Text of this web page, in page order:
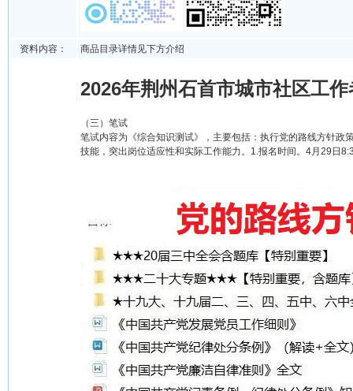
资料内容： 商品目录详情见下方介绍
2026年荆州石首市城市社区工
（三）笔试
笔试内容为《综合知识测试》，主要包括：执行党的路线方针
技能，突出岗位适应性和实际工作能力。1.报名时间。4月29日